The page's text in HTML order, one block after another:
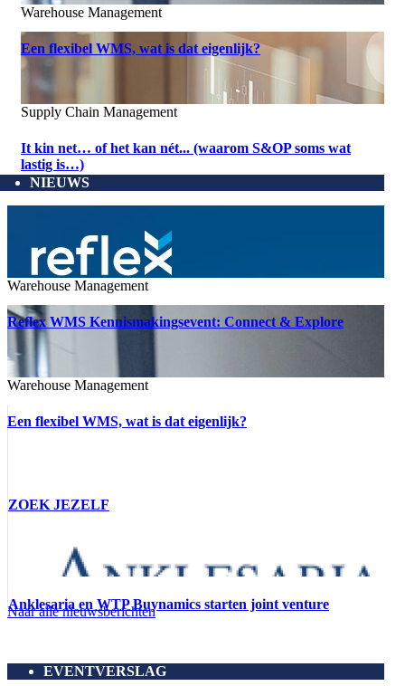
Warehouse Management
Een flexibel WMS, wat is dat eigenlijk?
Supply Chain Management
It kin net… of het kan nét... (waarom S&OP soms wat
lastig is…)
NIEUWS
Warehouse Management
Reflex WMS Kennismakingsevent: Connect & Explore
Warehouse Management
Een flexibel WMS, wat is dat eigenlijk?
ZOEK JEZELF
Anklesaria en WTP Buynamics starten joint venture
Naar alle nieuwsberichten
EVENTVERSLAG